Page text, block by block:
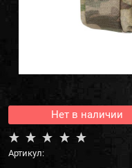
Нет в наличии
Артикул: